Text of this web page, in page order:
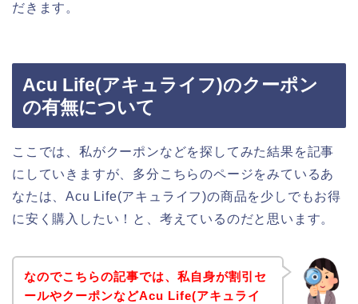
だきます。
Acu Life(アキュライフ)のクーポン
の有無について
ここでは、私がクーポンなどを探してみた結果を記事
にしていきますが、多分こちらのページをみているあ
なたは、Acu Life(アキュライフ)の商品を少しでもお得
に安く購入したい！と、考えているのだと思います。
なのでこちらの記事では、私自身が割引セ
ールやクーポンなどAcu Life(アキュライ